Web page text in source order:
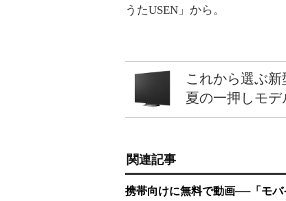
うたUSEN」から。
これから選ぶ
夏の一押しモデ
関連記事
携帯向けに無料で動画──「モ